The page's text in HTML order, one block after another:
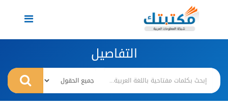
Toggle
navigation
التفاصيل